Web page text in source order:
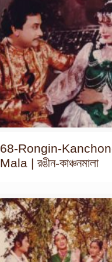
68-Rongin-
Mala | রঙীন-কাঞ্চনমালা